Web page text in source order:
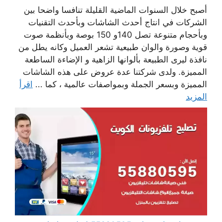
أصبح خلال السنوات الماضية القليلة تنافسا واضحا بين
الشركات في انتاج أحدث الشاشات وبأحدث التقنيات
وبأحجام متنوعة تصل 140و 150 بوصة وبأنظمة صوت
قوية وصورة والوان طبيعية تشعر العميل وكانه يطل من
نافذة ليرى الطبيعة بألوانها الزاهية و الإضاءة الساطعة
المميزة. ولدى شركتنا عدة عروض على هذه الشاشات
المميزة وبسعر الجملة وبمواصفات عالمية ، كما ... اقرأ
المزيد